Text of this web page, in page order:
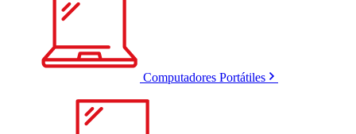
Computadores Portátiles